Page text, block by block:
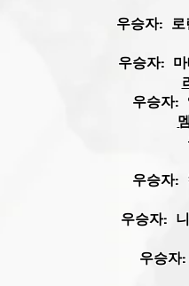
우승자:
우승자:
우승자:
우승자:
우승자:
우승자: